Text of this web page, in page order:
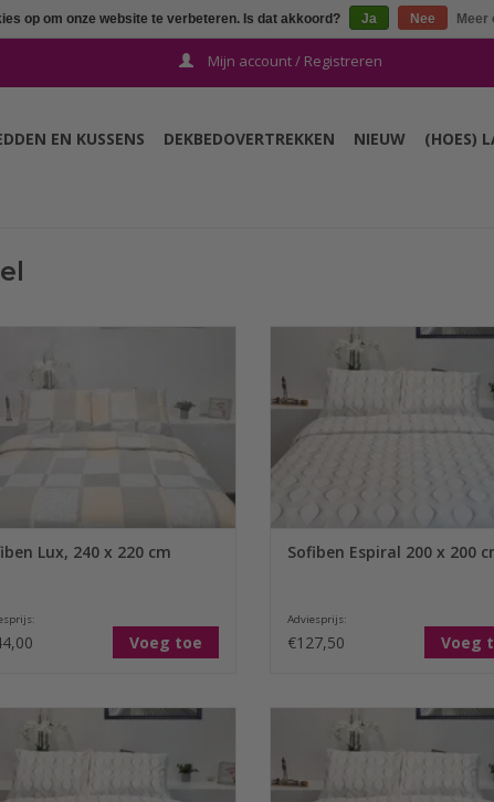
Mijn account / Registreren
EN KUSSENS DEKBEDOVERTREKKEN NIEUW (HOES)
katoen (Flanel). De stof
uit een 180 grams doek en voelt
aan. Ideaal voor de koude
Lux, 240 x 220 cm
Voeg toe
Het dessin Espiral is gemaakt van
katoen in de Flanelweving. in de
200 x 200 cm met 2
TOEVOEGEN AAN
Sofiben Espiral 200 x 200
Adviesprijs:
€127,50 Voeg
dessin Espiral is gemaakt van 100%
in de Flanelweving. in de maat
240 x 220 cm met 2 kussenslopen
AAN WINKELWAGEN
Het dessin Espiral is gemaakt van
katoen in de Flanelweving. in de
240 x 200 cm met 2
TOEVOEGEN AAN
op om onze website te verbeteren. Is dat akkoord? Ja Nee Meer